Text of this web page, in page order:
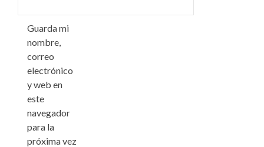
Guarda mi
nombre,
correo
electrónico
y web en
este
navegador
para la
próxima vez